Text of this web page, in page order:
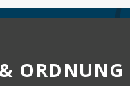
ORDNUNG